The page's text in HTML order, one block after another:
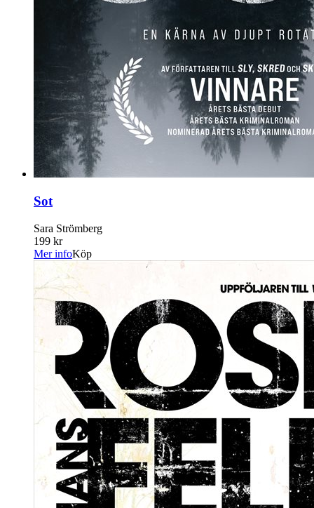
Sot
Sara Strömberg
199 kr
Mer infoKöp